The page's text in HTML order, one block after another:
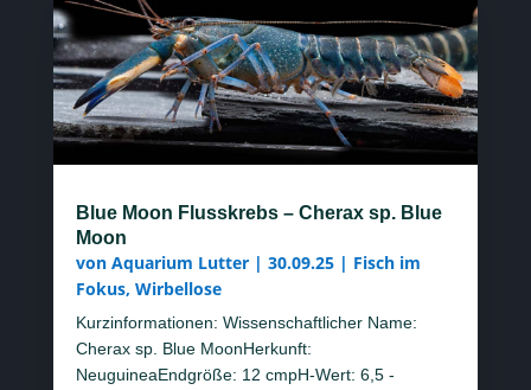
Blue Moon Flusskrebs – Cherax sp. Blue
Moon
von Aquarium Lutter| 30.09.25| Fisch im
Fokus, Wirbellose
Kurzinformationen: Wissenschaftlicher Name:
Cherax sp. Blue MoonHerkunft:
NeuguineaEndgröße: 12 cmpH-Wert: 6,5 -